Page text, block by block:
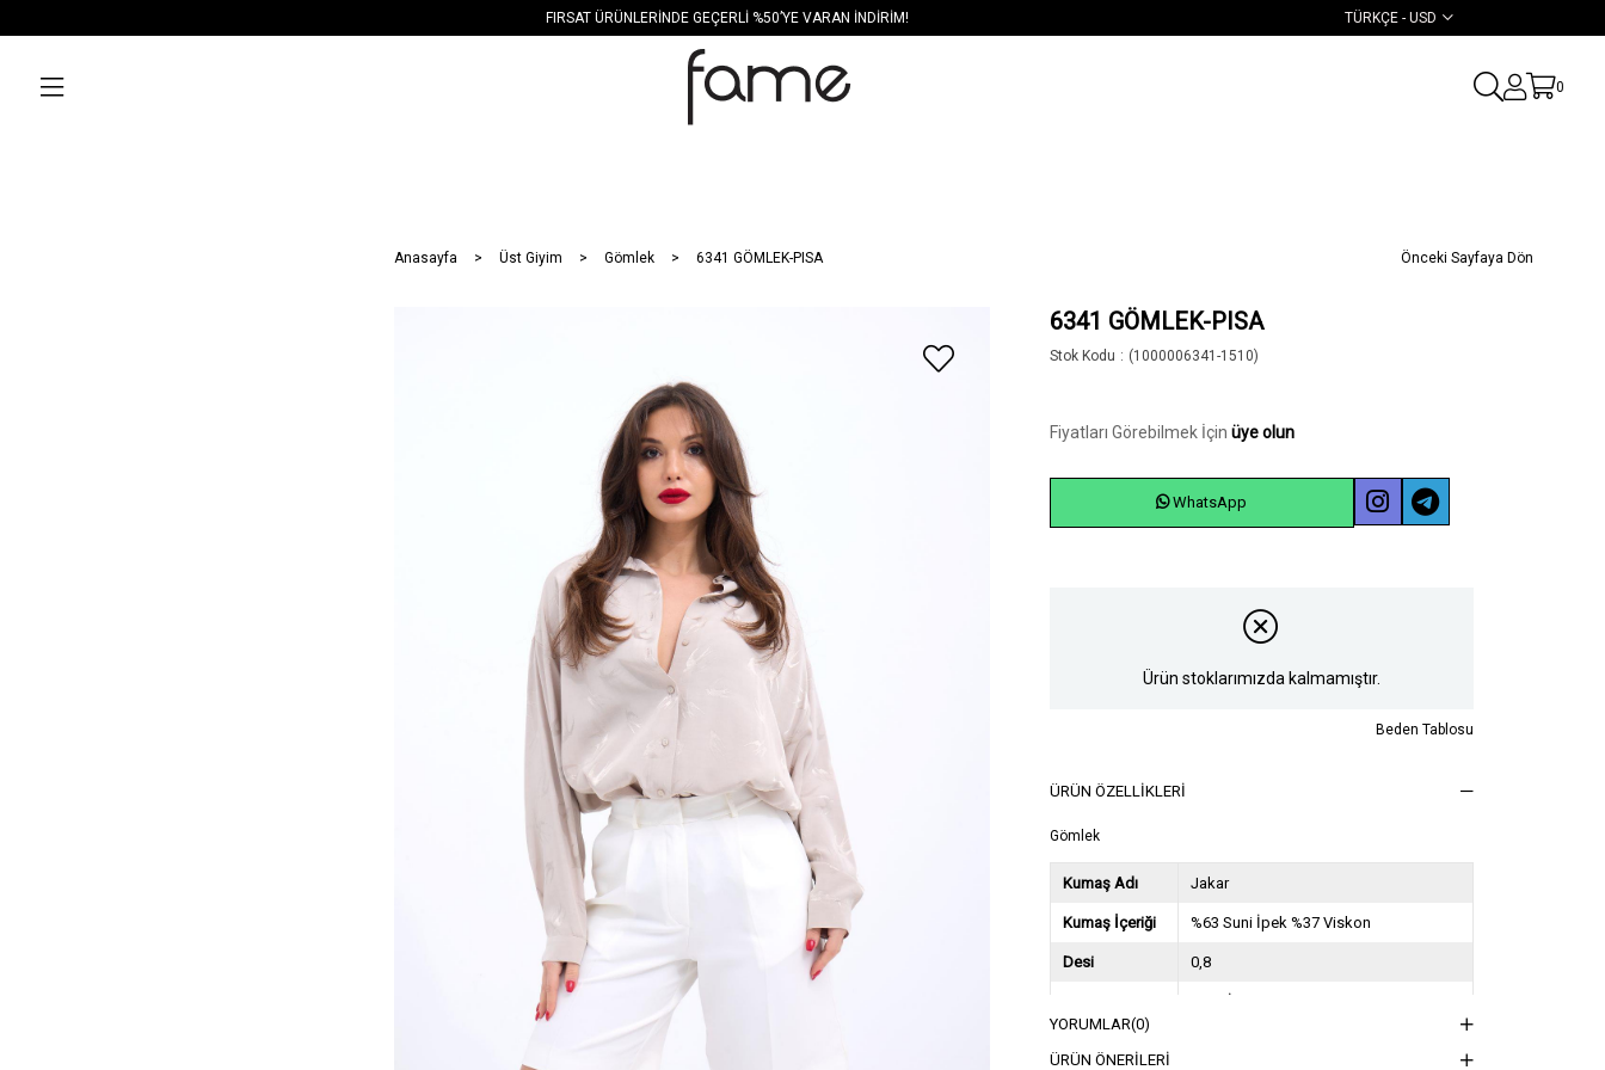
FIRSAT ÜRÜNLERİNDE GEÇERLİ %50’YE VARAN İNDİRİM! TÜRKÇE - USD
0
Anasayfa Üst Giyim Gömlek 6341 GÖMLEK-PISA Önceki Sayfaya Dön
6341 GÖMLEK-PISA
Stok Kodu (1000006341-1510)
Fiyatları Görebilmek İçin üye olun
WhatsApp
Ürün stoklarımızda kalmamıştır.
Beden Tablosu
ÜRÜN ÖZELLIKLERI
Gömlek
Kumaş Adı Jakar
Kumaş İçeriği %63 Suni İpek %37 Viskon
Desi 0,8
2024 İlkbahar Yaz
YORUMLAR(0)
ÜRÜN ÖNERILERI